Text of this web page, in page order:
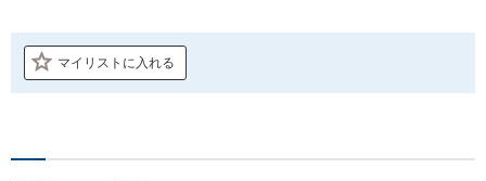
マイリストに入れる